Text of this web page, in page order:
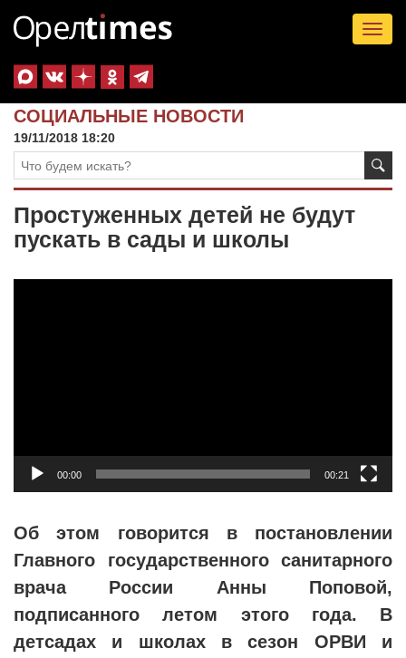
СОЦИАЛЬНЫЕ НОВОСТИ
19/11/2018 18:20
Простуженных детей не будут
пускать в сады и школы
00:00 00:21
Об этом говорится в постановлении
Главного государственного санитарного
врача России Анны Поповой,
подписанного летом этого года. В
детсадах и школах в сезон ОРВИ и